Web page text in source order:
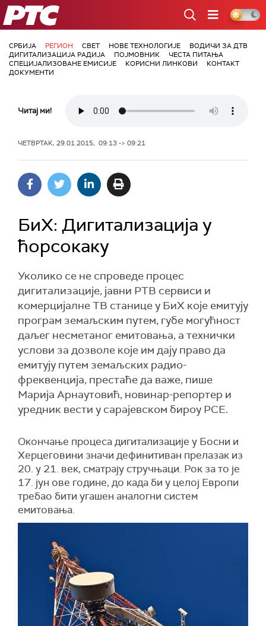
РТС
СРБИЈА РЕГИОН СВЕТ НОВЕ ТЕХНОЛОГИЈЕ
ВОДИЧИ ЗА ДТВ
ДИГИТАЛИЗАЦИЈА РАДИЈА
ПОЈМОВНИК
ЧЕСТА ПИТАЊА
СПЕЦИЈАЛИЗОВАНЕ ЕМИСИЈЕ
КОРИСНИ ЛИНКОВИ
КОНТАКТ
ДОКУМЕНТИ
Читај ми!
ЧЕТВРТАК, 29.01.2015, 09:13 -> 09:21
БиХ: Дигитализација у
ћорсокаку
Уколико се не спроведе процес
дигитализације, јавни РТВ сервиси и
комерцијалне ТВ станице у БиХ које емитују
програм земаљским путем, губе могућност
даљег несметаног емитовања, а технички
услови за дозволе које им дају право да
емитују путем земаљских радио-
фреквенција, престаће да важе, пише
Марија Арнаутовић, новинар-репортер и
уредник вести у сарајевском бироу РСЕ.
Окончање процеса дигитализације у Босни и
Херцеговини значи дефинитиван прелазак из
20. у 21. век, сматрају стручњаци. Рок за то је
17. јун ове године, до када би у целој Европи
требао бити угашен аналогни систем
емитовања.